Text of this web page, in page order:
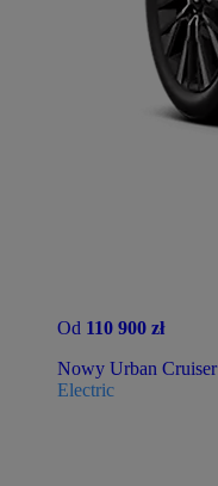
Od 110 900 zł
Nowy Urban Cruiser
Electric